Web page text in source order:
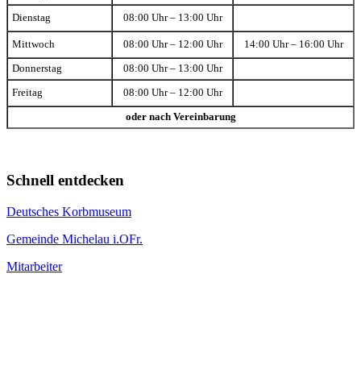
Dienstag 08:00 Uhr – 13:00 Uhr
Mittwoch 08:00 Uhr – 12:00 Uhr 14:00 Uhr – 16:00 Uhr
Donnerstag 08:00 Uhr – 13:00 Uhr
Freitag 08:00 Uhr – 12:00 Uhr
oder nach Vereinbarung
Schnell entdecken
Deutsches Korbmuseum
Gemeinde Michelau i.OFr.
Mitarbeiter